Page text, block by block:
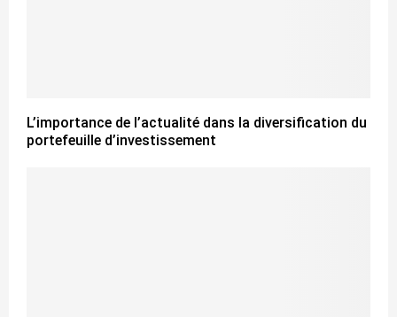
L’importance de l’actualité dans la diversification du
portefeuille d’investissement